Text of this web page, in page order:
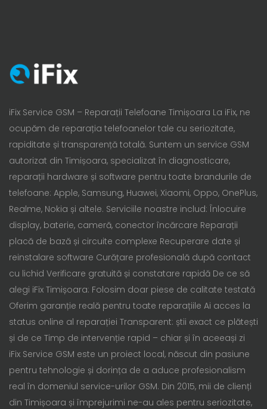
iFix Service GSM – Reparații Telefoane Timișoara La iFix, ne
ocupăm de reparația telefoanelor tale cu seriozitate,
rapiditate și transparență totală. Suntem un service GSM
autorizat din Timișoara, specializat în diagnosticare,
reparații hardware și software pentru toate brandurile de
telefoane: Apple, Samsung, Huawei, Xiaomi, Oppo, OnePlus,
Realme, Nokia și altele. Serviciile noastre includ: Înlocuire
display, baterie, cameră, conector încărcare Reparații
placă de bază și circuite complexe Recuperare date și
reinstalare software Curățare profesională după contact
cu lichid Verificare gratuită și constatare rapidă De ce să
alegi iFix Timișoara: Folosim doar piese de calitate testată
Oferim garanție reală pentru toate reparațiile Ai acces la
status online al reparației Transparent: știi exact ce plătești
și de ce Timp de intervenție rapid – chiar și în aceeași zi
iFix Service GSM este un proiect local, născut din pasiune
pentru tehnologie și dorința de a aduce profesionalism
real în domeniul service-urilor GSM. Din 2015, mii de clienți
din Timișoara și împrejurimi ne-au ales pentru seriozitate,